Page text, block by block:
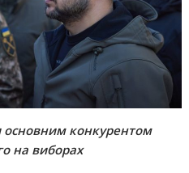
конкурентом
на виборах